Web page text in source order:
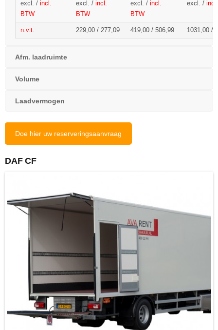
excl. / incl.
BTW
excl. / incl.
BTW
excl. / incl.
BTW
excl. /
n.v.t. 229,00 / 277,09 419,00 / 506,99 1031,00 /
Afm. laadruimte
Volume
Laadvermogen
Doe hier uw reserveringsaanvraag
DAF CF